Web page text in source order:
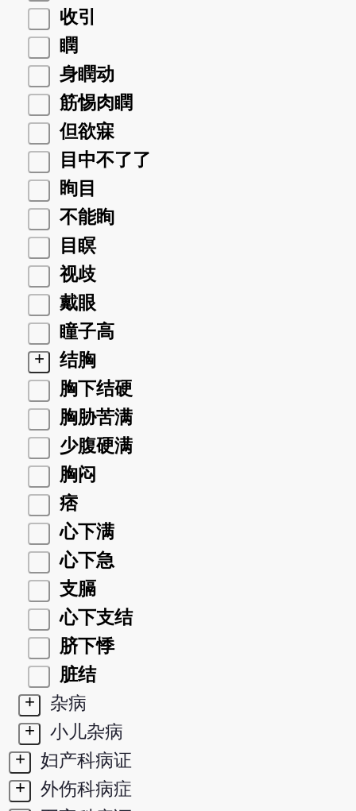
收引
瞤
身瞤动
筋惕肉瞤
但欲寐
目中不了了
眴目
不能眴
目瞑
视歧
戴眼
瞳子高
+
结胸
胸下结硬
胸胁苦满
少腹硬满
胸闷
痞
心下满
心下急
支膈
心下支结
脐下悸
脏结
+
杂病
+
小儿杂病
+
妇产科病证
+
外伤科病症